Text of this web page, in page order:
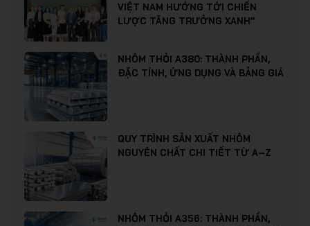
VIỆT NAM HƯỚNG TỚI CHIẾN
LƯỢC TĂNG TRƯỞNG XANH”
NHÔM THỎI A380: THÀNH PHẦN,
ĐẶC TÍNH, ỨNG DỤNG VÀ BẢNG GIÁ
QUY TRÌNH SẢN XUẤT NHÔM
NGUYÊN CHẤT CHI TIẾT TỪ A–Z
NHÔM THỎI A356: THÀNH PHẦN,